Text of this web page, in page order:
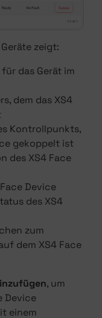
zeigt:
das Gerät im
dem das XS4
Kontrollpunkts,
gekoppelt ist
des XS4 Face
Device
des XS4
zum
dem XS4 Face
, um
Device
einem